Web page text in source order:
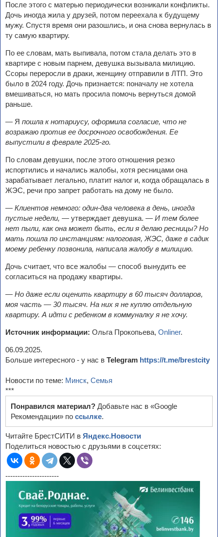
После этого с матерью периодически возникали конфликты.
Дочь иногда жила у друзей, потом переехала к будущему
мужу. Спустя время они разошлись, и она снова вернулась в
ту самую квартиру.
По ее словам, мать выпивала, потом стала делать это в
квартире с новым парнем, девушка вызывала милицию.
Ссоры переросли в драки, женщину отправили в ЛТП. Это
было в 2024 году. Дочь признается: поначалу не хотела
вмешиваться, но мать просила помочь вернуться домой
раньше.
— Я пошла к нотариусу, оформила согласие, что не
возражаю против ее досрочного освобождения. Ее
выпустили в феврале 2025-го.
По словам девушки, после этого отношения резко
испортились и начались жалобы, хотя ресницами она
зарабатывает легально, платит налог и, когда обращалась в
ЖЭС, речи про запрет работать на дому не было.
— Клиентов немного: один-два человека в день, иногда
пустые недели, — утверждает девушка. — И тем более
нет пыли, как она может быть, если я делаю ресницы? Но
мать пошла по инстанциям: налоговая, ЖЭС, даже в садик
моему ребенку позвонила, написала жалобу в милицию.
Дочь считает, что все жалобы — способ вынудить ее
согласиться на продажу квартиры.
— Но даже если оценить квартиру в 60 тысяч долларов,
моя часть — 30 тысяч. На них я не куплю отдельную
квартиру. А идти с ребенком в коммуналку я не хочу.
Источник информации: Ольга Прокопьева, Onliner.
06.09.2025.
Больше интересного - у нас в Telegram https://t.me/brestcity
Новости по теме: Минск, Семья
***
Понравился материал? Добавьте нас в «Google
Рекомендации» по ссылке.
Читайте БрестСИТИ в Яндекс.Новости
Поделиться новостью с друзьями в соцсетях:
----------------------